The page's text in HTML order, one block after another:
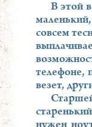
В этой
совсем
телефоне,
везет,